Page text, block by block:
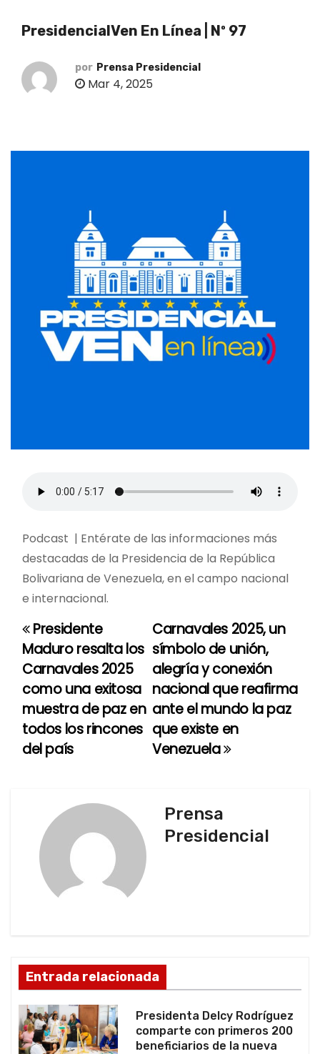
PresidencialVen En Línea | Nº 97
por Prensa Presidencial
Mar 4, 2025
Podcast | Entérate de las informaciones más
destacadas de la Presidencia de la República
Bolivariana de Venezuela, en el campo nacional
e internacional.
N
a
v
e
g
e
e
n
Carnavales 2025, un
símbolo de unión,
alegría y conexión
nacional que reafirma
ante el mundo la paz
que existe en
Venezuela
Presidente
Maduro resalta los
Carnavales 2025
como una exitosa
muestra de paz en
todos los rincones
del país
Prensa
Presidencial
Entrada relacionada
Presidenta Delcy Rodríguez
comparte con primeros 200
beneficiarios de la nueva